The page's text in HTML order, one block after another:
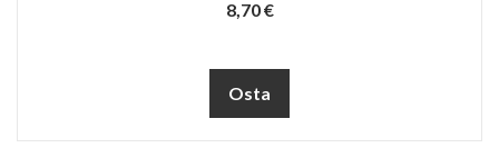
8,70 €
Osta